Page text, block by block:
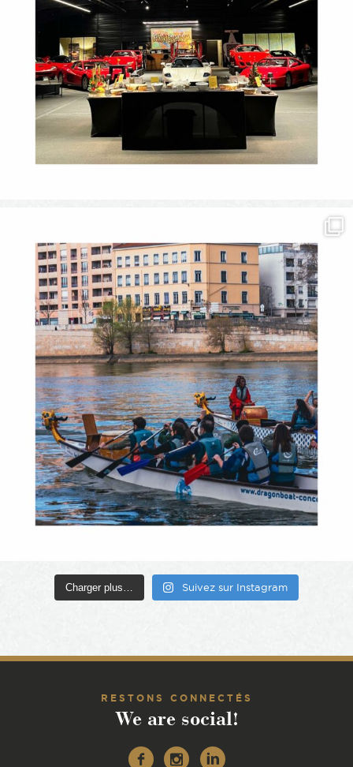
Charger plus… Suivez sur Instagram
RESTONS CONNECTÉS
We are social!